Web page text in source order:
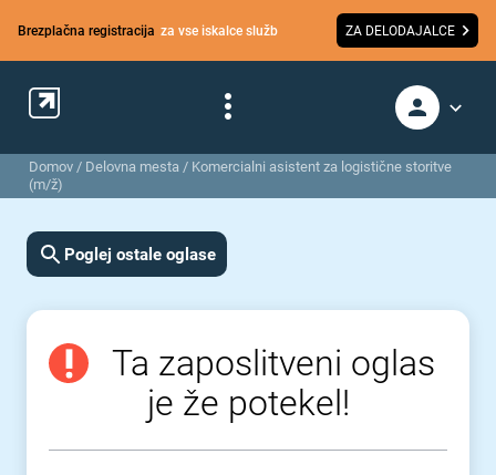
Brezplačna registracija za vse iskalce služb ZA DELODAJALCE
Domov / Delovna mesta / Komercialni asistent za logistične storitve
(m/ž)
Poglej ostale oglase
Ta zaposlitveni oglas
je že potekel!